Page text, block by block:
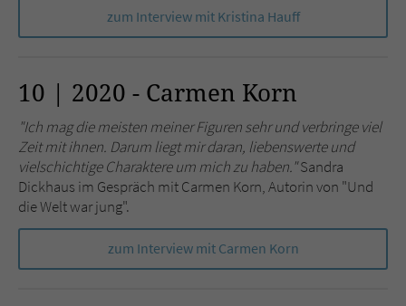
zum Interview mit Kristina Hauff
10 | 2020 - Carmen Korn
"Ich mag die meisten meiner Figuren sehr und verbringe viel
Zeit mit ihnen. Darum liegt mir daran, liebenswerte und
vielschichtige Charaktere um mich zu haben."Sandra
Dickhaus im Gespräch mit Carmen Korn, Autorin von "Und
die Welt war jung".
zum Interview mit Carmen Korn